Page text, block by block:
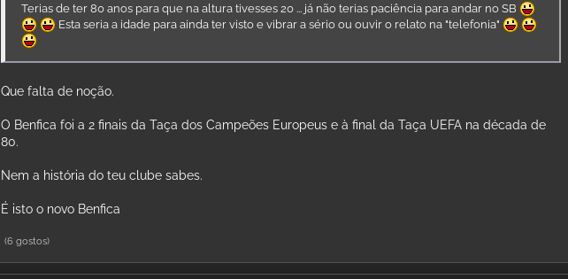
Terias de ter 80 anos para que na altura tivesses 20 ... já não terias paciência para andar no SB
Esta seria a idade para ainda ter visto e vibrar a sério ou ouvir o relato na "telefonia"
Que falta de noção.
O Benfica foi a 2 finais da Taça dos Campeões Europeus e à final da Taça UEFA na década de
80.
Nem a história do teu clube sabes.
É isto o novo Benfica
(6 gostos)